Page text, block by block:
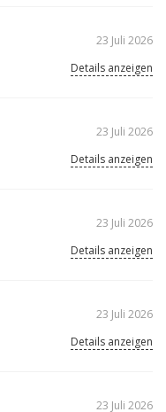
23 Juli 2026
Details anzeigen
23 Juli 2026
Details anzeigen
23 Juli 2026
Details anzeigen
23 Juli 2026
Details anzeigen
23 Juli 2026